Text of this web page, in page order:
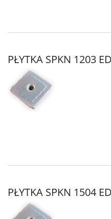
PŁYTKA SPKN 1203
PŁYTKA SPKN 1504